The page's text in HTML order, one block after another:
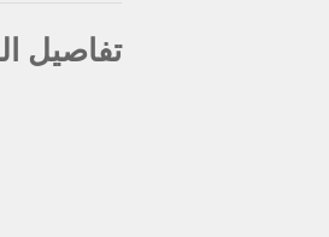
تفاصيل